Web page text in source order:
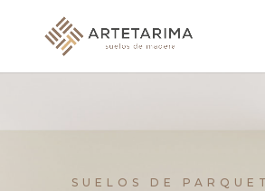
SUELOS DE